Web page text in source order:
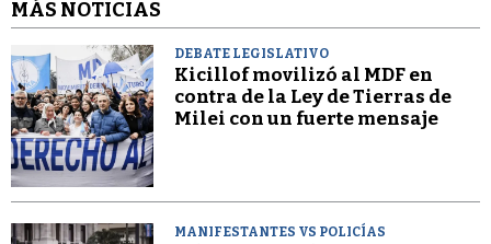
MÁS NOTICIAS
DEBATE LEGISLATIVO
Kicillof movilizó al MDF en
contra de la Ley de Tierras de
Milei con un fuerte mensaje
MANIFESTANTES VS POLICÍAS